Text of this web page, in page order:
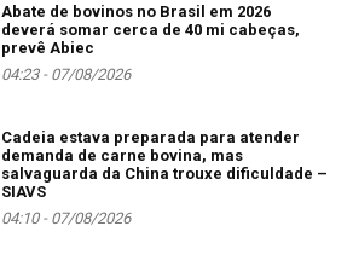
Abate de bovinos no Brasil em 2026
deverá somar cerca de 40 mi cabeças,
prevê Abiec
04:23 - 07/08/2026
Cadeia estava preparada para atender
demanda de carne bovina, mas
salvaguarda da China trouxe dificuldade –
SIAVS
04:10 - 07/08/2026